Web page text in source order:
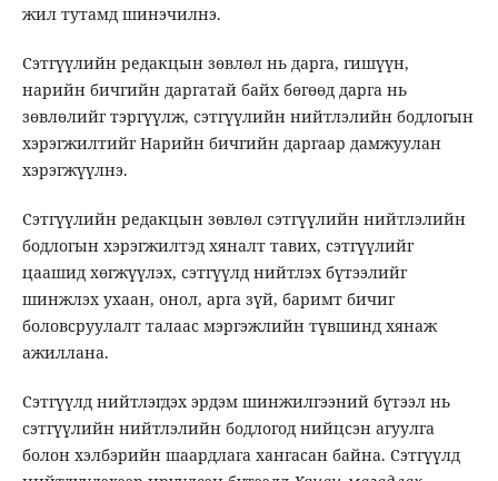
жил тутамд шинэчилнэ.
Сэтгүүлийн редакцын зөвлөл нь дарга, гишүүн,
нарийн бичгийн даргатай байх бөгөөд дарга нь
зөвлөлийг тэргүүлж, сэтгүүлийн нийтлэлийн бодлогын
хэрэгжилтийг Нарийн бичгийн даргаар дамжуулан
хэрэгжүүлнэ.
Сэтгүүлийн редакцын зөвлөл сэтгүүлийн нийтлэлийн
бодлогын хэрэгжилтэд хяналт тавих, сэтгүүлийг
цаашид хөгжүүлэх, сэтгүүлд нийтлэх бүтээлийг
шинжлэх ухаан, онол, арга зүй, баримт бичиг
боловсруулалт талаас мэргэжлийн түвшинд хянаж
ажиллана.
Сэтгүүлд нийтлэгдэх эрдэм шинжилгээний бүтээл нь
сэтгүүлийн нийтлэлийн бодлогод нийцсэн агуулга
болон хэлбэрийн шаардлага хангасан байна. Сэтгүүлд